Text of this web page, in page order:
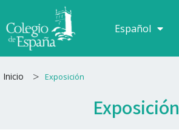
al
contenido
Español
Français
Inicio > Exposición
Exposición